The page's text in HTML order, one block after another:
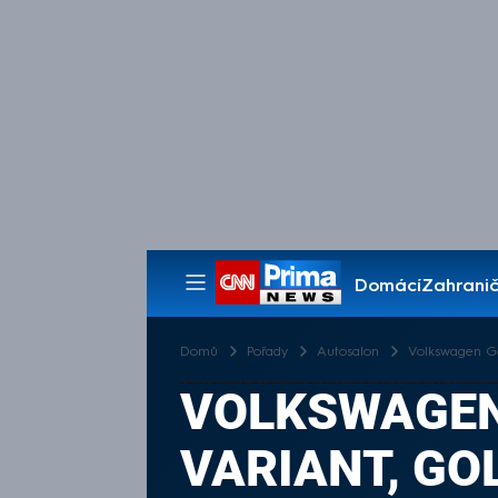
Domácí
Pořady
Domů Pořady Autosalon Volkswagen
VARIANT,